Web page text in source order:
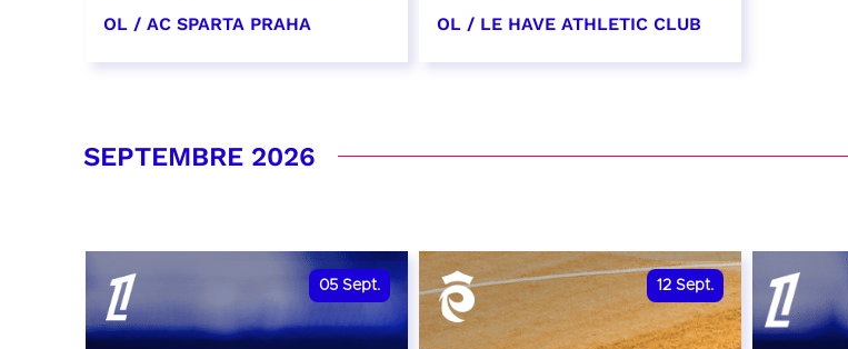
OL / AC SPARTA PRAHA OL / LE HAVE ATHLETIC CLUB
SEPTEMBRE 2026
05 Sept. 12 Sept.